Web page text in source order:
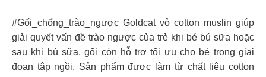
#Gối_chống_trào_ngược Goldcat vỏ cotton muslin giúp
giải quyết vấn đề trào ngược của trẻ khi bé bú sữa hoặc
sau khi bú sữa, gối còn hỗ trợ tối ưu cho bé trong giai
đoan tập ngồi. Sản phẩm được làm từ chất liệu cotton